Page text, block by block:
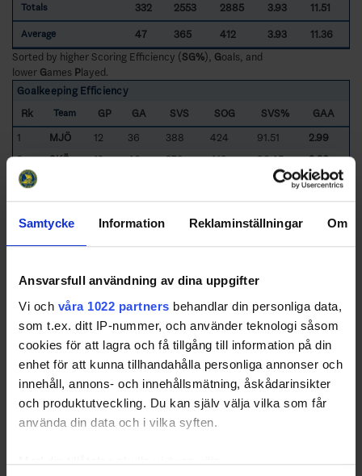
Samtycke Information Reklaminställningar Om
Ansvarsfull användning av dina uppgifter
Vi och våra 1022 partners behandlar din personliga data,
som t.ex. ditt IP-nummer, och använder teknologi såsom
cookies för att lagra och få tillgång till information på din
enhet för att kunna tillhandahålla personliga annonser och
innehåll, annons- och innehållsmätning, åskådarinsikter
och produktutveckling. Du kan själv välja vilka som får
använda din data och i vilka syften.
Med din tillåtelse skulle vi även vilja:
Totals 332 2553 2885 3.93 11.51
Average 47 365 412 3.93
11.36
Sorted by higher Scoring Efficiency (SG%), Goals, and
lower Games Played.
Goalkeeping Efficiency
Rk
Team GP GA SVS SOG SVS%
GAA
1
MJÖ 12 36 388 424 91.51
2.99
2
SKÖ 12 40 379 419 90.45
3.30
3
89.61
3.31
4
NÄS 12 46 379 425 89.18
3.79
5
TRA 12 51 415 87.71
4.22
6
NIT 12 59 304 363 83.75
4.86
365 412 88.43
Sorted by lowerGoalAgainstA verage per 60 minutes and higher Sav
- HC Dalen
- Mjölby HC
NIT- Nittorps IK NÄS- Nässjö HC
SKÖ- Skövde IK TRA- Tranås AIF
VÄS- Västerviks IK